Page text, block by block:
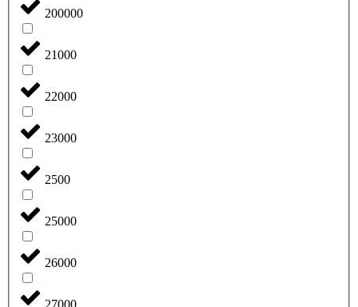
200000
21000
22000
23000
2500
25000
26000
27000